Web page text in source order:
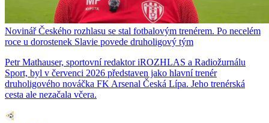
Novinář Českého rozhlasu se stal fotbalovým trenérem. Po necelém
roce u dorostenek Slavie povede druholigový tým
Petr Mathauser, sportovní redaktor iROZHLAS a Radiožurnálu
Sport, byl v červenci 2026 představen jako hlavní trenér
druholigového nováčka FK Arsenal Česká Lípa. Jeho trenérská
cesta ale nezačala včera.